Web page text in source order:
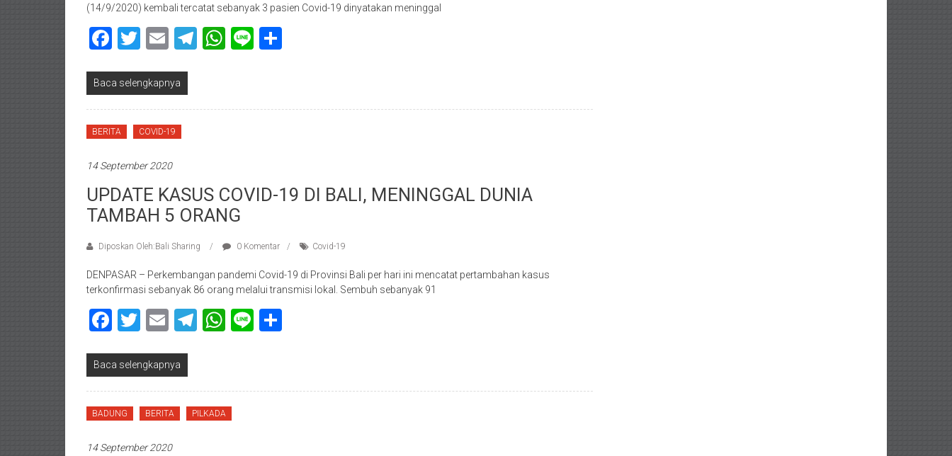
(14/9/2020) kembali tercatat sebanyak 3 pasien Covid-19 dinyatakan meninggal
Facebook
Twitter
EmailTelegram
WhatsApp
Line
Baca selengkapnya
BERITA COVID-19
14 September 2020
UPDATE KASUS COVID-19 DI BALI, MENINGGAL DUNIA
TAMBAH 5 ORANG
Diposkan Oleh:Bali Sharing 0 Komentar Covid-19
DENPASAR – Perkembangan pandemi Covid-19 di Provinsi Bali per hari ini mencatat pertambahan kasus
terkonfirmasi sebanyak 86 orang melalui transmisi lokal. Sembuh sebanyak 91
Facebook
Twitter
EmailTelegram
WhatsApp
Line
Baca selengkapnya
BADUNG BERITA PILKADA
14 September 2020